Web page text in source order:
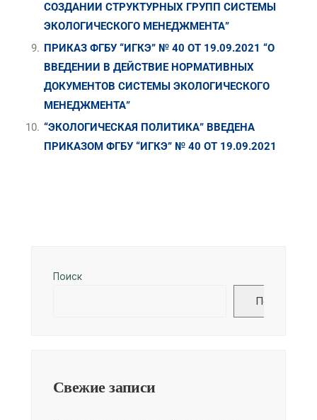
СОЗДАНИИ СТРУКТУРНЫХ ГРУПП СИСТЕМЫ
ЭКОЛОГИЧЕСКОГО МЕНЕДЖМЕНТА”
ПРИКАЗ ФГБУ “ИГКЭ” № 40 ОТ 19.09.2021 “О
ВВЕДЕНИИ В ДЕЙСТВИЕ НОРМАТИВНЫХ
ДОКУМЕНТОВ СИСТЕМЫ ЭКОЛОГИЧЕСКОГО
МЕНЕДЖМЕНТА”
“ЭКОЛОГИЧЕСКАЯ ПОЛИТИКА” ВВЕДЕНА
ПРИКАЗОМ ФГБУ “ИГКЭ” № 40 ОТ 19.09.2021
Поиск
Поиск
Свежие записи